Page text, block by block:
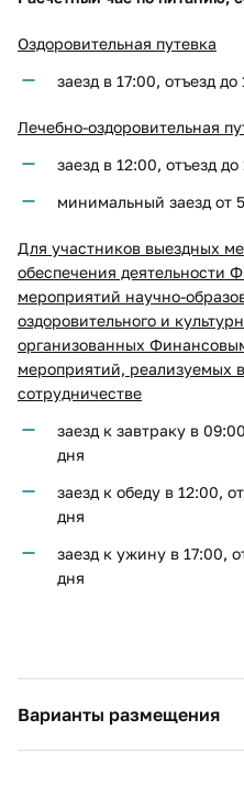
Оздоровительная путевка
заезд в 17:00, отъезд
Лечебно-оздоровительная
заезд в 12:00, отъезд
минимальный заезд от
Для участников выездных
обеспечения деятельности
мероприятий научно-
оздоровительного и
организованных
мероприятий, реализуемых
сотрудничестве
заезд к завтраку в
дня
заезд к обеду в 12:00,
дня
заезд к ужину в 17:00,
дня
Варианты размещения